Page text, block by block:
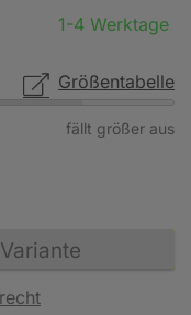
1-4 Werktage
Größentabelle
fällt größer aus